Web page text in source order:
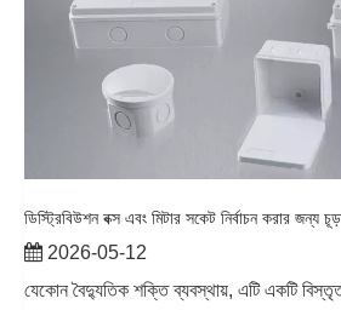
ডিস্ট্রিবিউশন বক্স এবং মিটার সকেট নির্বাচন করার
2026-05-12
যেকোন বৈদ্যুতিক শক্তি ব্যবস্থায়, এটি একটি